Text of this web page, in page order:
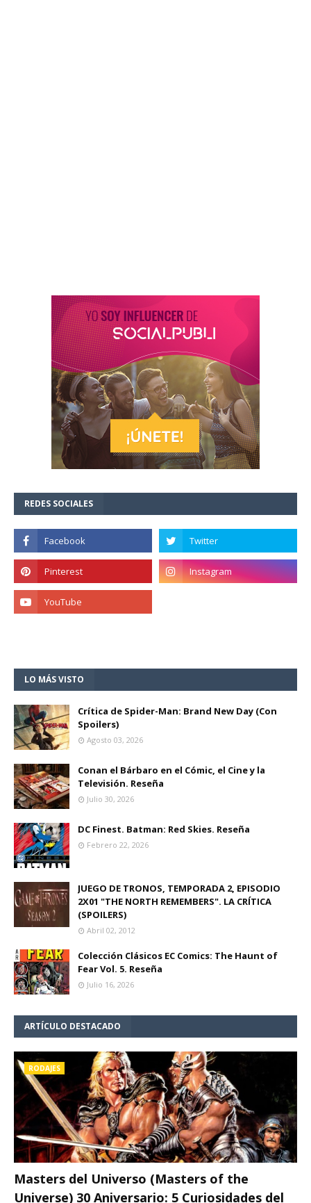
REDES SOCIALES
LO MÁS VISTO
Crítica de Spider-Man: Brand New Day (Con
Spoilers)
Agosto 03, 2026
Conan el Bárbaro en el Cómic, el Cine y la
Televisión. Reseña
Julio 30, 2026
DC Finest. Batman: Red Skies. Reseña
Febrero 22, 2026
JUEGO DE TRONOS, TEMPORADA 2, EPISODIO
2X01 "THE NORTH REMEMBERS". LA CRÍTICA
(SPOILERS)
Abril 02, 2012
Colección Clásicos EC Comics: The Haunt of
Fear Vol. 5. Reseña
Julio 16, 2026
ARTÍCULO DESTACADO
RODAJES
Masters del Universo (Masters of the
Universe) 30 Aniversario: 5 Curiosidades del